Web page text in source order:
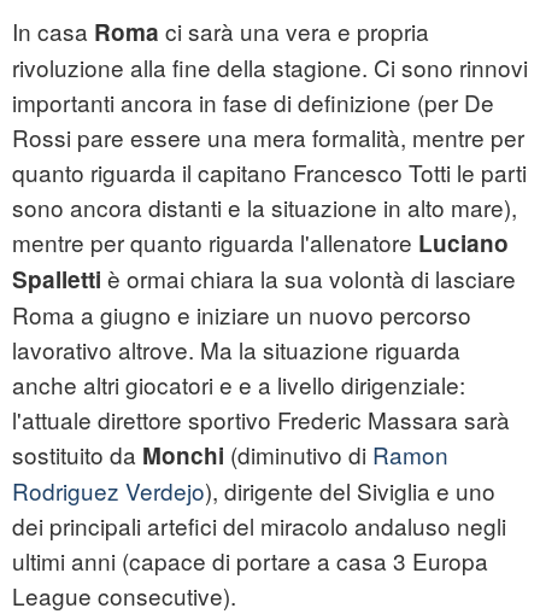
In casa Roma ci sarà una vera e propria
rivoluzione alla fine della stagione. Ci sono rinnovi
importanti ancora in fase di definizione (per De
Rossi pare essere una mera formalità, mentre per
quanto riguarda il capitano Francesco Totti le parti
sono ancora distanti e la situazione in alto mare),
mentre per quanto riguarda l'allenatore Luciano
Spalletti è ormai chiara la sua volontà di lasciare
Roma a giugno e iniziare un nuovo percorso
lavorativo altrove. Ma la situazione riguarda
anche altri giocatori e e a livello dirigenziale:
l'attuale direttore sportivo Frederic Massara sarà
sostituito da Monchi (diminutivo di Ramon
Rodriguez Verdejo), dirigente del Siviglia e uno
dei principali artefici del miracolo andaluso negli
ultimi anni (capace di portare a casa 3 Europa
League consecutive).